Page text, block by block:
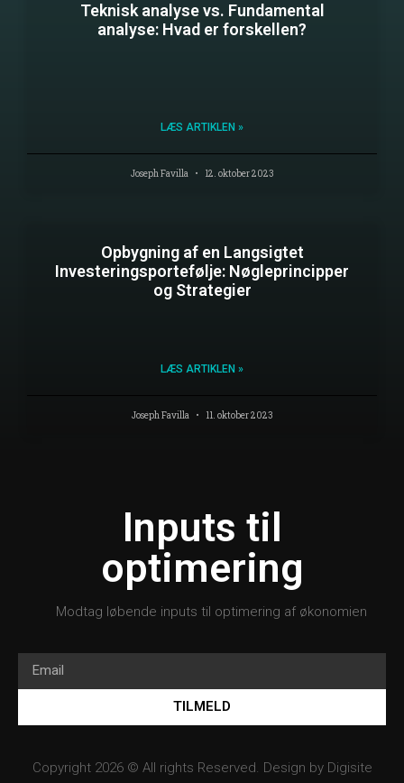
Teknisk analyse vs. Fundamental
analyse: Hvad er forskellen?
LÆS ARTIKLEN »
Joseph Favilla 12. oktober 2023
Opbygning af en Langsigtet
Investeringsportefølje: Nøgleprincipper
og Strategier
LÆS ARTIKLEN »
Joseph Favilla 11. oktober 2023
Inputs til
optimering
Modtag løbende inputs til optimering af økonomien
TILMELD
Copyright 2026 © All rights Reserved. Design by Digisite